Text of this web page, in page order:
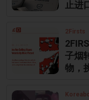
止进
2Firsts
子烟
物，